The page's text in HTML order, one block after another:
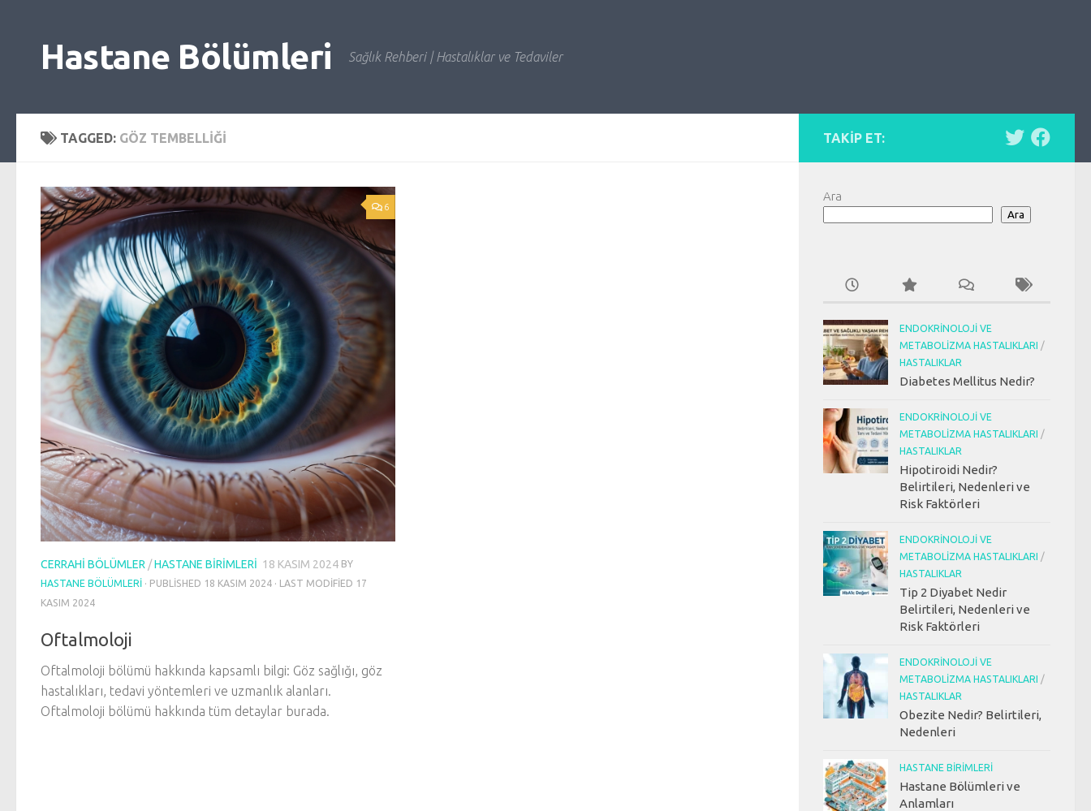
Hastane Bölümleri Sağlık Rehberi | Hastalıklar ve Tedaviler
TAGGED: GÖZ TEMBELLIĞI
6
CERRAHI BÖLÜMLER /HASTANE BIRIMLERI 18 KASIM 2024 BY
HASTANE BÖLÜMLERI · PUBLISHED 18 KASIM 2024 · LAST MODIFIED 17
KASIM 2024
Oftalmoloji
Oftalmoloji bölümü hakkında kapsamlı bilgi: Göz sağlığı, göz
hastalıkları, tedavi yöntemleri ve uzmanlık alanları.
Oftalmoloji bölümü hakkında tüm detaylar burada.
TAKIP ET:
Ara
Ara
ENDOKRINOLOJI VE
METABOLIZMA HASTALIKLARI /
HASTALIKLAR
Diabetes Mellitus Nedir?
ENDOKRINOLOJI VE
METABOLIZMA HASTALIKLARI /
HASTALIKLAR
Hipotiroidi Nedir?
Belirtileri, Nedenleri ve
Risk Faktörleri
ENDOKRINOLOJI VE
METABOLIZMA HASTALIKLARI /
HASTALIKLAR
Tip 2 Diyabet Nedir
Belirtileri, Nedenleri ve
Risk Faktörleri
ENDOKRINOLOJI VE
METABOLIZMA HASTALIKLARI /
HASTALIKLAR
Obezite Nedir? Belirtileri,
Nedenleri
HASTANE BIRIMLERI
Hastane Bölümleri ve
Anlamları